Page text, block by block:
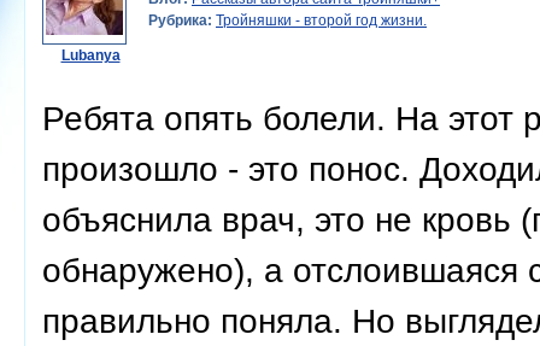
Lubanya
Рубрика: Тройняшки - второй год жизни.
Ребята опять болели. На этот
произошло - это понос.
объяснила врач, это не кровь
обнаружено), а отслоившаяся
правильно поняла. Но